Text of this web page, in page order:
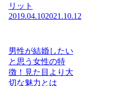
リット
2019.04.102021.10.12
男性が結婚したい
と思う女性の特
徴！見た目より大
切な魅力とは